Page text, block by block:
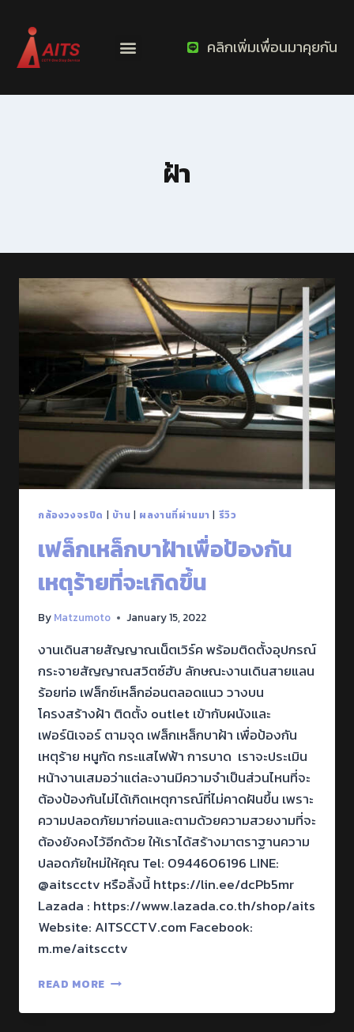
คลิกเพิ่มเพื่อนมาคุยกัน
ฝ้า
กล้องวงจรปิด | บ้าน | ผลงานที่ผ่านมา | รีวิว
เฟล็กเหล็กบาฝ้าเพื่อป้องกัน
เหตุร้ายที่จะเกิดขึ้น
By Matzumoto January 15, 2022
งานเดินสายสัญญาณเน็ตเวิร์ค พร้อมติดตั้งอุปกรณ์
กระจายสัญญาณสวิตซ์ฮับ ลักษณะงานเดินสายแลน
ร้อยท่อ เฟล็กซ์เหล็กอ่อนตลอดแนว วางบน
โครงสร้างฝ้า ติดตั้ง outlet เข้ากับผนังและ
เฟอร์นิเจอร์ ตามจุด เฟล็กเหล็กบาฝ้า เพื่อป้องกัน
เหตุร้าย หนูกัด กระแสไฟฟ้า การบาด เราจะประเมิน
หน้างานเสมอว่าแต่ละงานมีความจำเป็นส่วนไหนที่จะ
ต้องป้องกันไม่ได้เกิดเหตุการณ์ที่ไม่คาดฝันขึ้น เพราะ
ความปลอดภัยมาก่อนและตามด้วยความสวยงามที่จะ
ต้องยังคงไว้อีกด้วย ให้เราได้สร้างมาตราฐานความ
ปลอดภัยใหม่ให้คุณ Tel: 0944606196 LINE:
@aitscctv หรือลิ้งนี้ https://lin.ee/dcPb5mr
Lazada : https://www.lazada.co.th/shop/aits
Website: AITSCCTV.com Facebook:
m.me/aitscctv
READ MORE